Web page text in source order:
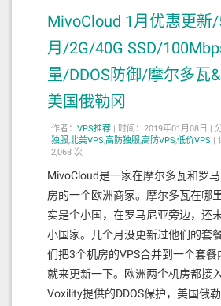
MivoCloud 1月优惠更新
月/2G/40G SSD/
量/DDOS防御/摩尔多瓦
美国俄勒冈
作者： VPS推荐 | 时间：2019年01月08日 |
独服,北美VPS,高防独服,高防VPS,低价VPS |
2,068 次
MivoCloud是一家在摩尔多瓦和罗
房的一个欧洲商家。摩尔多瓦在哪
实是个小国，在罗马尼亚旁边，还
小国家。几个月没更新过他们的套
们把3个机房的VPS合并到一个套
就来更新一下。欧洲两个机房都接
Voxility提供的DDOS保护，美国俄